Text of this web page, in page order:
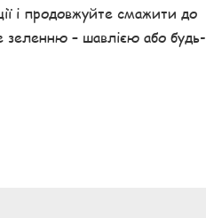
і продовжуйте смажити до
зеленню – шавлією або будь-